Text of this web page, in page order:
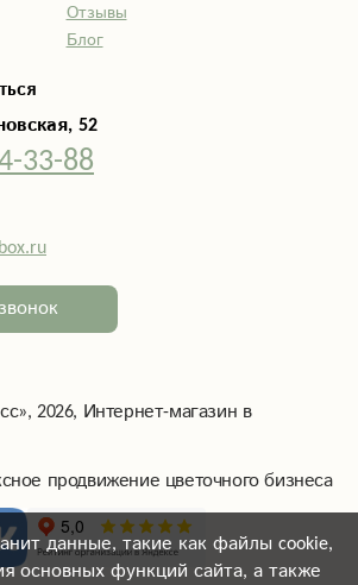
данные, такие как файлы cookie,
основных функций сайта, а также
52
33-88
Отзывы
Блог
, 2026, Интернет-магазин в
продвижение цветочного бизнеса